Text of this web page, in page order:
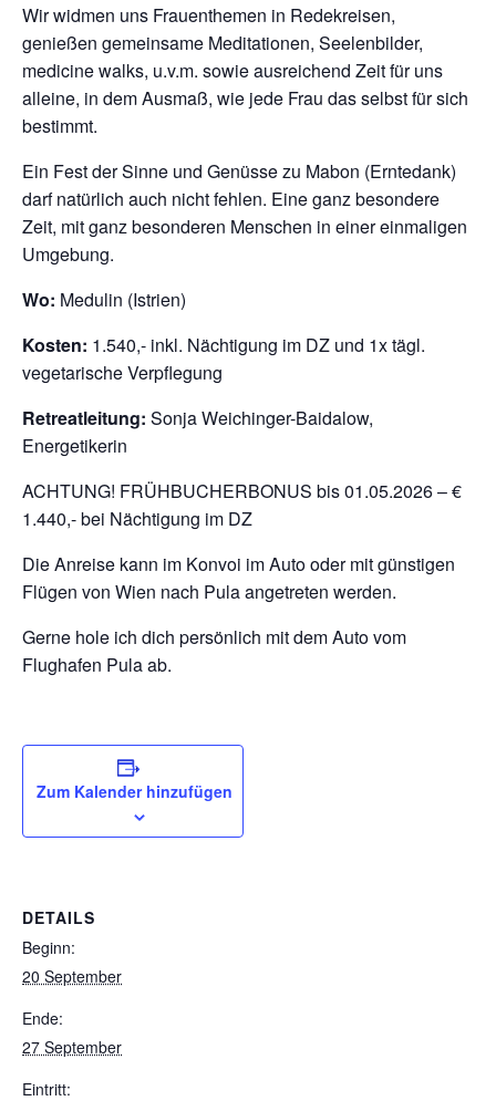
Wir widmen uns Frauenthemen in Redekreisen,
genießen gemeinsame Meditationen, Seelenbilder,
medicine walks, u.v.m. sowie ausreichend Zeit für uns
alleine, in dem Ausmaß, wie jede Frau das selbst für sich
bestimmt.
Ein Fest der Sinne und Genüsse zu Mabon (Erntedank)
darf natürlich auch nicht fehlen. Eine ganz besondere
Zeit, mit ganz besonderen Menschen in einer einmaligen
Umgebung.
Wo: Medulin (Istrien)
Kosten: 1.540,- inkl. Nächtigung im DZ und 1x tägl.
vegetarische Verpflegung
Retreatleitung: Sonja Weichinger-Baidalow,
Energetikerin
ACHTUNG! FRÜHBUCHERBONUS bis 01.05.2026 – €
1.440,- bei Nächtigung im DZ
Die Anreise kann im Konvoi im Auto oder mit günstigen
Flügen von Wien nach Pula angetreten werden.
Gerne hole ich dich persönlich mit dem Auto vom
Flughafen Pula ab.
Zum Kalender hinzufügen
DETAILS
Beginn:
20 September
Ende:
27 September
Eintritt: